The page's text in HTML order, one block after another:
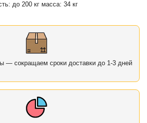
до 200 кг масса: 34 кг
— сокращаем сроки доставки до 1-3 дней